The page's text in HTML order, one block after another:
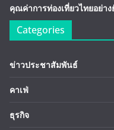
คุณค่าการท่องเที่ยวไทยอย่าง
Categories
ข่าวประชาสัมพันธ์
คาเฟ่
ธุรกิจ